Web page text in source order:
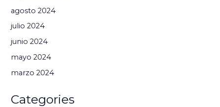
agosto 2024
julio 2024
junio 2024
mayo 2024
marzo 2024
Categories